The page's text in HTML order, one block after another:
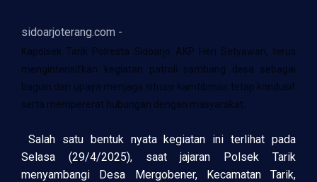
sidoarjoterang.com -
Kapolsek Tarik Polresta Sidoarjo AKP Heri Setyawan, terus
mengintensifkan kegiatan patroli sambang desa sebagai
bagian dari upaya menjaga situasi kamtibmas tetap kondusif
serta mempererat hubungan dengan masyarakat.
Salah satu bentuk nyata kegiatan ini terlihat pada
Selasa (29/4/2025), saat jajaran Polsek Tarik
menyambangi Desa Mergobener, Kecamatan Tarik,